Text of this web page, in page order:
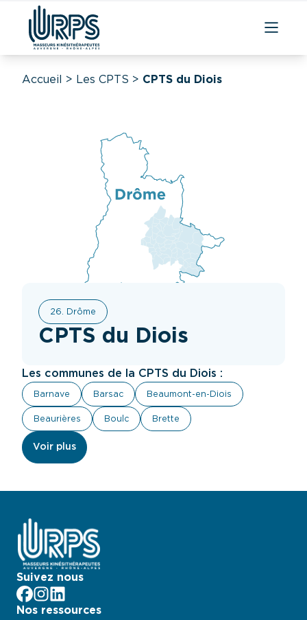
Accueil > Les CPTS > CPTS du Diois
26. Drôme
CPTS du Diois
Les communes de la CPTS du Diois :
Barnave Barsac Beaumont-en-Diois
Beaurières Boulc Brette
Voir plus
Suivez nous
facebook
Instagram
LinkedIn
Nos ressources